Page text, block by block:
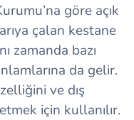
göre açık
çalan kestane
zamanda bazı
da gelir.
ve dış
için kullanılır.